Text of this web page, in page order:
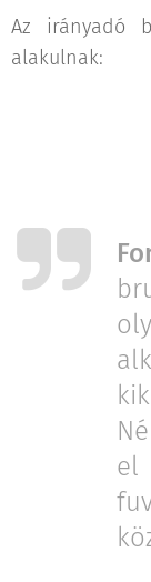
Az irányadó
alakulnak: